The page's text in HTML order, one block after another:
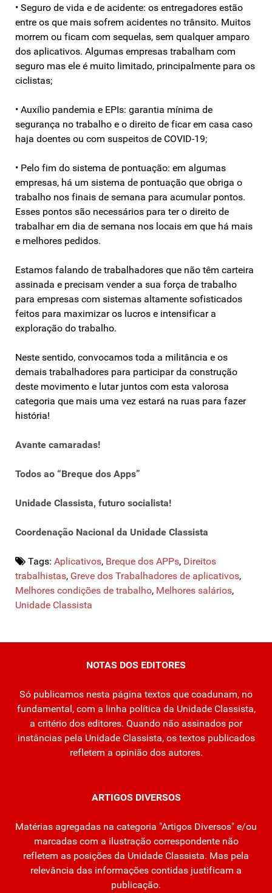
• Seguro de vida e de acidente: os entregadores estão
entre os que mais sofrem acidentes no trânsito. Muitos
morrem ou ficam com sequelas, sem qualquer amparo
dos aplicativos. Algumas empresas trabalham com
seguro mas ele é muito limitado, principalmente para os
ciclistas;
• Auxílio pandemia e EPIs: garantia mínima de
segurança no trabalho e o direito de ficar em casa caso
haja doentes ou com suspeitos de COVID-19;
• Pelo fim do sistema de pontuação: em algumas
empresas, há um sistema de pontuação que obriga o
trabalho nos finais de semana para acumular pontos.
Esses pontos são necessários para ter o direito de
trabalhar em dia de semana nos locais em que há mais
e melhores pedidos.
Estamos falando de trabalhadores que não têm carteira
assinada e precisam vender a sua força de trabalho
para empresas com sistemas altamente sofisticados
feitos para maximizar os lucros e intensificar a
exploração do trabalho.
Neste sentido, convocamos toda a militância e os
demais trabalhadores para participar da construção
deste movimento e lutar juntos com esta valorosa
categoria que mais uma vez estará na ruas para fazer
história!
Avante camaradas!
Todos ao “Breque dos Apps”
Unidade Classista, futuro socialista!
Coordenação Nacional da Unidade Classista
Tags: Aplicativos, Breque dos APPs, Direitos
trabalhistas, Greve dos Trabalhadores de aplicativos,
Melhores condições de trabalho, Melhores salários,
Unidade Classista
NOTAS DOS EDITORES
Só publicamos nesta página textos que coadunam, no
fundamental, com a linha política da Unidade Classista,
a critério dos editores. Quando não assinados por
instâncias pela Unidade Classista, os textos publicados
refletem a opinião dos autores.
ARTIGOS DIVERSOS
Matérias agregadas na categoria "Artigos Diversos" e/ou
marcadas com a ilustração correspondente não
refletem as posições da Unidade Classista. Mas pela
relevância das informações contidas justificam a
publicação.